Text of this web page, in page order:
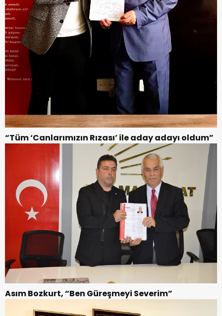
“Tüm ‘Canlarımızın Rızası’ ile aday adayı oldum”
Asım Bozkurt, “Ben Güreşmeyi Severim”